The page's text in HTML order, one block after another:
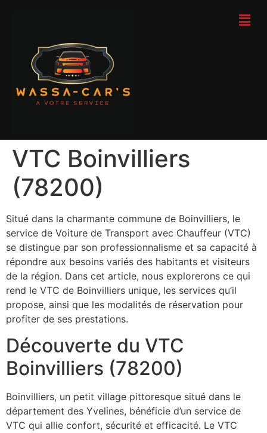
VTC Boinvilliers
(78200)
Situé dans la charmante commune de Boinvilliers, le
service de Voiture de Transport avec Chauffeur (VTC)
se distingue par son professionnalisme et sa capacité à
répondre aux besoins variés des habitants et visiteurs
de la région. Dans cet article, nous explorerons ce qui
rend le VTC de Boinvilliers unique, les services qu’il
propose, ainsi que les modalités de réservation pour
profiter de ses prestations.
Découverte du VTC
Boinvilliers (78200)
Boinvilliers, un petit village pittoresque situé dans le
département des Yvelines, bénéficie d’un service de
VTC qui allie confort, sécurité et efficacité. Le VTC